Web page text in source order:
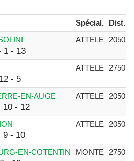
Spécial.
Dist.
- 13
ATTELE 2050m
- 5
ATTELE 2750m
EN-AUGE
10 - 12
ATTELE 2050m
9 - 10
ATTELE 2050m
EN-COTENTIN
MONTE 2750m